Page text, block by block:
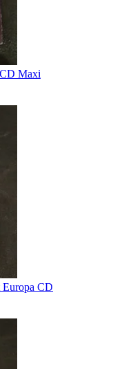
Maxi
Europa CD